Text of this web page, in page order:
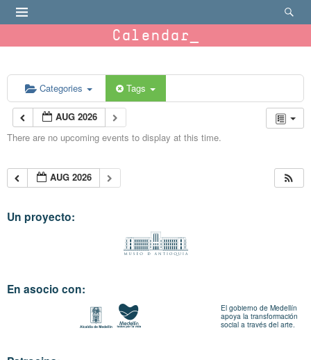
Calendar
Categories Tags
AUG 2026
There are no upcoming events to display at this time.
AUG 2026
Un proyecto:
En asocio con:
El gobierno de Medellín
apoya la transformación
social a través del arte.